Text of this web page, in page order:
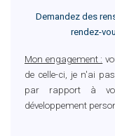
Demandez des
rendez-
Mon engagement :
de celle-ci, je n'ai
par rapport à
développement